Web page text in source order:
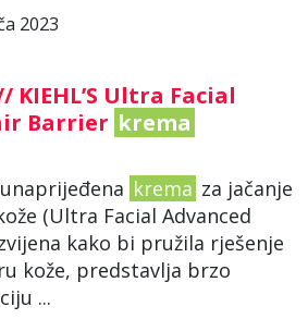
2023
KIEHL’S Ultra Facial
Barrier krema
krema za jačanje
(Ultra Facial Advanced
kako bi pružila rješenje
kože, predstavlja brzo
...